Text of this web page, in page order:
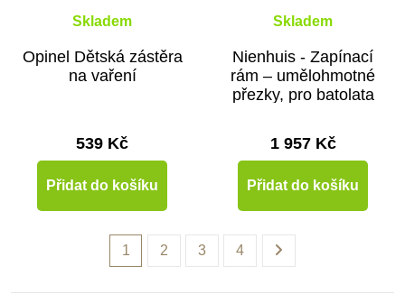
Skladem
Opinel Dětská zástěra
na vaření
539 Kč
Přidat do košíku
Skladem
Nienhuis - Zapínací
rám – umělohmotné
přezky, pro batolata
1 957 Kč
Přidat do košíku
1 2 3 4